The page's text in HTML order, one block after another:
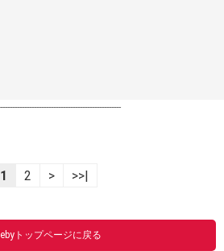
1 2 > >>|
トップページに戻る